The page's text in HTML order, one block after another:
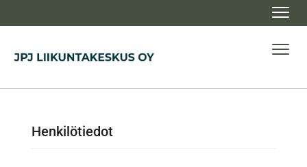
Henkilötiedot